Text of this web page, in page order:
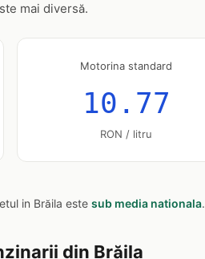
mai diversă.
Motorina standard
10.77
RON / litru
in Brăila este sub media nationala.
din Brăila